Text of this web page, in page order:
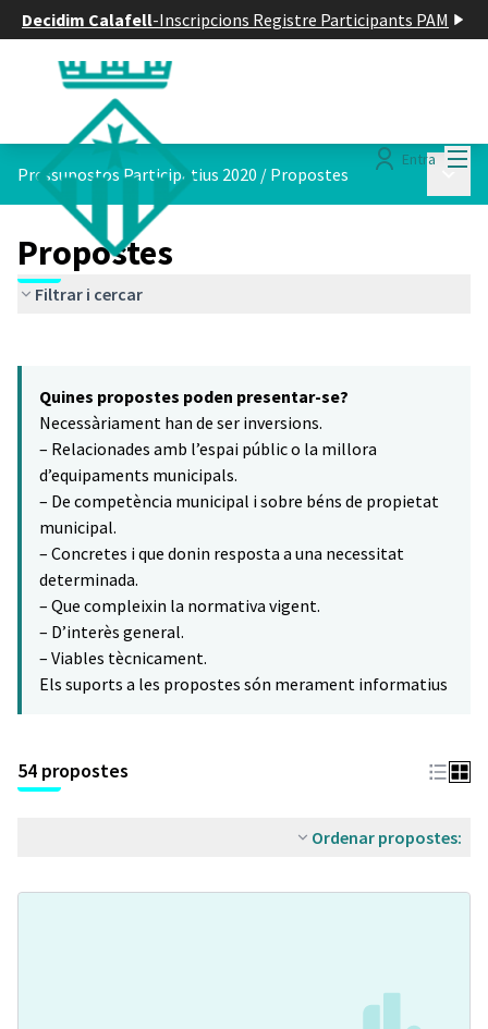
Decidim Calafell-Inscripcions Registre Participants PAM
Entra
Pressupostos Participatius 2020 / Propostes
Propostes
Filtrar i cercar
−
Quines propostes poden presentar-se?
Necessàriament han de ser inversions.
– Relacionades amb l’espai públic o la millora
d’equipaments municipals.
– De competència municipal i sobre béns de propietat
municipal.
– Concretes i que donin resposta a una necessitat
determinada.
– Que compleixin la normativa vigent.
– D’interès general.
– Viables tècnicament.
Els suports a les propostes són merament informatius
54 propostes
Ordenar propostes: